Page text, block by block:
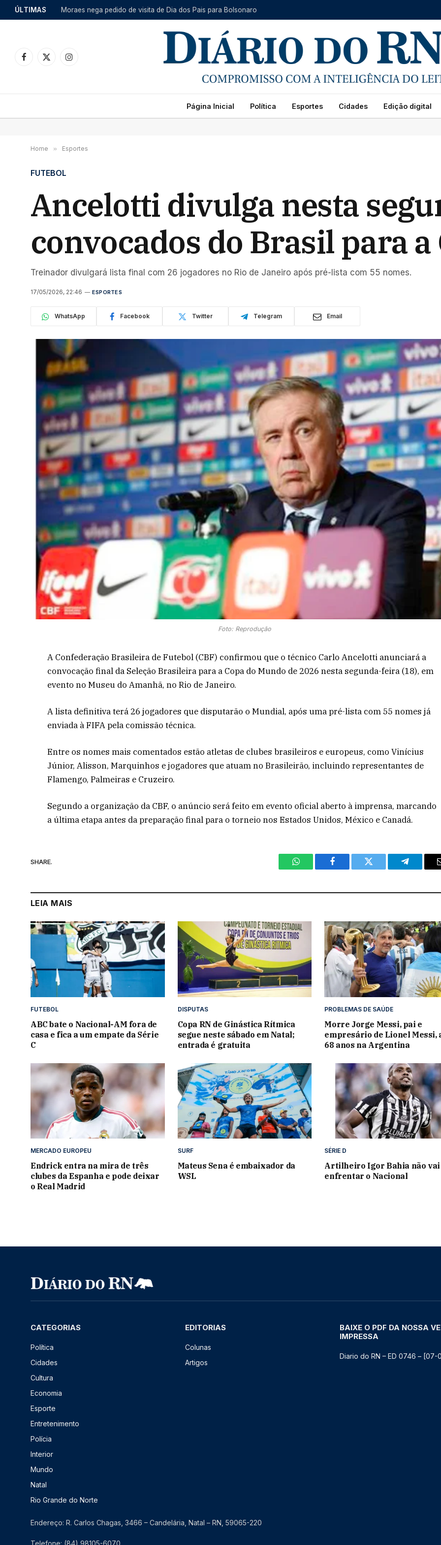
ÚLTIMAS Moraes nega pedido de visita de Dia dos Pais para Bolsonaro
Facebook
X
Instagram
Página Inicial Política Esportes Cidades Edição digital
Home » Esportes
FUTEBOL
Ancelotti divulga nesta
convocados do Brasil para a
Treinador divulgará lista final com 26 jogadores no Rio de Janeiro após pré-lista com 55 nomes.
17/05/2026, 22:46 ESPORTES
WhatsApp Facebook Twitter Telegram Email
Foto: Reprodução
A Confederação Brasileira de Futebol (CBF) confirmou que o técnico Carlo Ancelotti anunciará a
convocação final da Seleção Brasileira para a Copa do Mundo de 2026 nesta segunda-feira (18), em
evento no Museu do Amanhã, no Rio de Janeiro.
A lista definitiva terá 26 jogadores que disputarão o Mundial, após uma pré-lista com 55 nomes já
enviada à FIFA pela comissão técnica.
Entre os nomes mais comentados estão atletas de clubes brasileiros e europeus, como Vinícius
Júnior, Alisson, Marquinhos e jogadores que atuam no Brasileirão, incluindo representantes de
Flamengo, Palmeiras e Cruzeiro.
Segundo a organização da CBF, o anúncio será feito em evento oficial aberto à imprensa, marcando
a última etapa antes da preparação final para o torneio nos Estados Unidos, México e Canadá.
SHARE.
WhatsAppFacebook Twitter Telegram
LEIA MAIS
FUTEBOL
ABC bate o Nacional-AM fora de
casa e fica a um empate da Série
C
DISPUTAS
Copa RN de Ginástica Rítmica
segue neste sábado em Natal;
entrada é gratuita
PROBLEMAS DE SAÚDE
Morre Jorge Messi, pai e
empresário de Lionel Messi,
68 anos na Argentina
MERCADO EUROPEU
Endrick entra na mira de três
clubes da Espanha e pode deixar
o Real Madrid
SURF
Mateus Sena é embaixador da
WSL
SÉRIE D
Artilheiro Igor Bahia não vai
enfrentar o Nacional
CATEGORIAS
Política
Cidades
Cultura
Economia
Esporte
Entretenimento
Polícia
Interior
Mundo
Natal
Rio Grande do Norte
EDITORIAS
Colunas
Artigos
BAIXE O PDF DA NOSSA
IMPRESSA
Diario do RN – ED 0746 –
Endereço: R. Carlos Chagas, 3466 – Candelária, Natal – RN, 59065-220
Telefone: (84) 98105-6070